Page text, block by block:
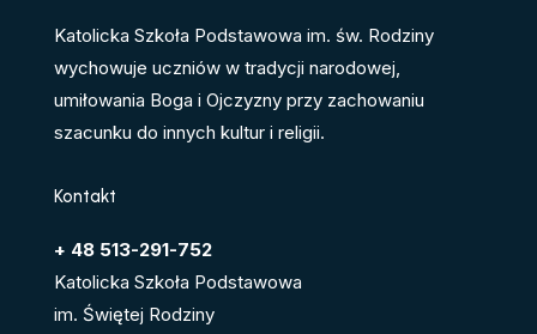
Katolicka Szkoła Podstawowa im. św. Rodziny
wychowuje uczniów w tradycji narodowej,
umiłowania Boga i Ojczyzny przy zachowaniu
szacunku do innych kultur i religii.
Kontakt
+ 48 513-291-752
Katolicka Szkoła Podstawowa
im. Świętej Rodziny